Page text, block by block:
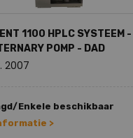
1100 HPLC SYSTEEM -
POMP - DAD
2007
Enkele beschikbaar
>